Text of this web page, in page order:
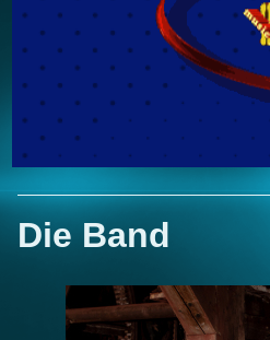
Die Band